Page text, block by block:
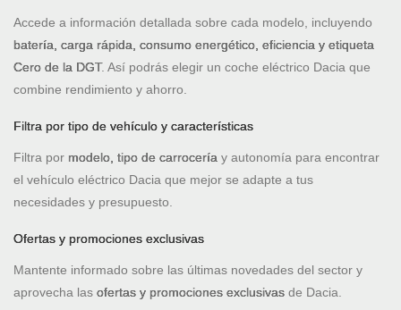
Accede a información detallada sobre cada modelo, incluyendo
batería, carga rápida, consumo energético, eficiencia y etiqueta
Cero de la DGT. Así podrás elegir un coche eléctrico Dacia que
combine rendimiento y ahorro.
Filtra por tipo de vehículo y características
Filtra por modelo, tipo de carrocería y autonomía para encontrar
el vehículo eléctrico Dacia que mejor se adapte a tus
necesidades y presupuesto.
Ofertas y promociones exclusivas
Mantente informado sobre las últimas novedades del sector y
aprovecha las ofertas y promociones exclusivas de Dacia.